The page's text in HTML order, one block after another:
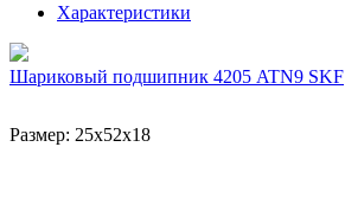
Характеристики
Шариковый подшипник 4205 ATN9 SKF
Размер: 25x52x18